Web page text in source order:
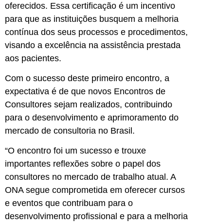
oferecidos. Essa certificação é um incentivo
para que as instituições busquem a melhoria
contínua dos seus processos e procedimentos,
visando a excelência na assistência prestada
aos pacientes.
Com o sucesso deste primeiro encontro, a
expectativa é de que novos Encontros de
Consultores sejam realizados, contribuindo
para o desenvolvimento e aprimoramento do
mercado de consultoria no Brasil.
“O encontro foi um sucesso e trouxe
importantes reflexões sobre o papel dos
consultores no mercado de trabalho atual. A
ONA segue comprometida em oferecer cursos
e eventos que contribuam para o
desenvolvimento profissional e para a melhoria